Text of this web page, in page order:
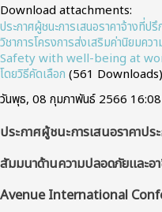
Download attachments:
ประกาศผู้ชนะการเสนอราคาจ้างที่
วิชาการโครงการส่งเสริมค่านิยม
Safety with well-being at
โดยวิธีคัดเลือก (561 Downloads)
วันพุธ, 08 กุมภาพันธ์ 2566 16:08
ประกาศผู้ชนะการเสนอราคาปร
สัมมนาด้านความปลอดภัยและอ
Avenue International